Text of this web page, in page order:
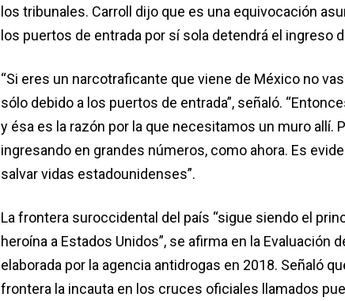
los tribunales. Carroll dijo que es una equivocación
los puertos de entrada por sí sola detendrá el ingreso
“Si eres un narcotraficante que viene de México no
sólo debido a los puertos de entrada”, señaló.
y ésa es la razón por la que necesitamos un muro allí.
ingresando en grandes números, como ahora. Es
salvar vidas estadounidenses”.
La frontera suroccidental del país “sigue siendo el
heroína a Estados Unidos”, se afirma en la Evaluación
elaborada por la agencia antidrogas en 2018. Señaló
frontera la incauta en los cruces oficiales llamados